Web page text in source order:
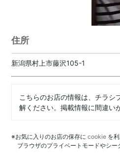
住所
新潟県村上市藤沢105-1
こちらのお店の情報は、チラシ
解ください。掲載情報に間違い
※お気に入りのお店の保存に cookie を
ブラウザのプライベートモードやシ